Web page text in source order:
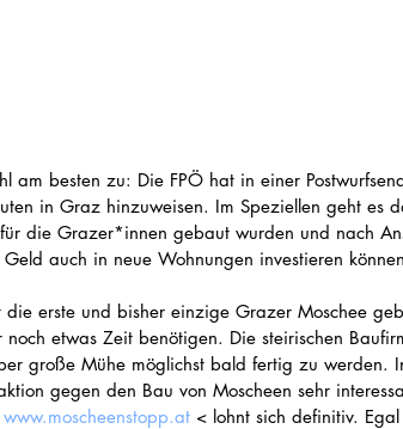
besten zu: Die FPÖ hat in einer
in Graz hinzuweisen. Im Speziellen geht es
die Grazer*innen gebaut wurden und nach
auch in neue Wohnungen investieren
die erste und bisher einzige Grazer Moschee
noch etwas Zeit benötigen. Die steirischen
große Mühe möglichst bald fertig zu werden.
gegen den Bau von Moscheen sehr
www.moscheenstopp.at < lohnt sich definitiv.